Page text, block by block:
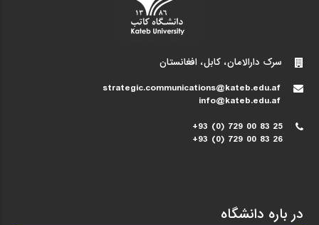
سرک دارالامان، کابل، افغانستان
strategic.communications@kateb.edu.af
info@kateb.edu.af
+93 (0) 729 00 83 25
+93 (0) 729 00 83 26
در باره دانشگاه